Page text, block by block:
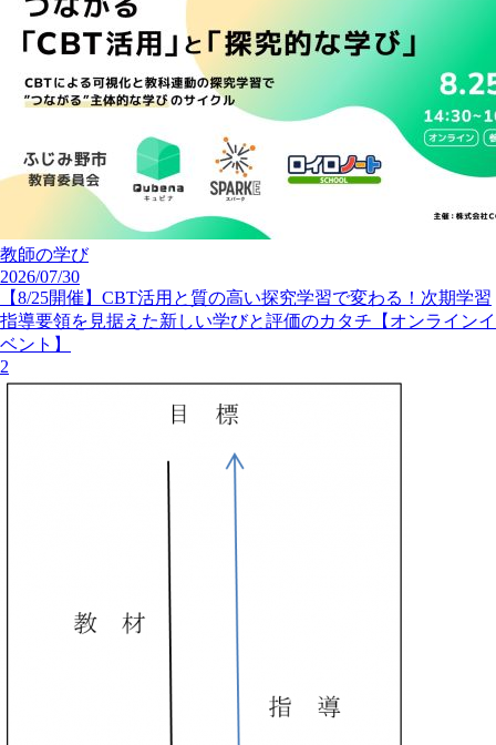
教師の学び
2026/07/30
【8/25開催】CBT活用と質の高い探究学習で変わる！次期学習
指導要領を見据えた新しい学びと評価のカタチ【オンラインイ
ベント】
2